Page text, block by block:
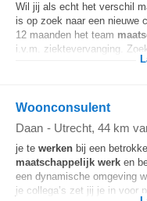
Wil jij als echt het verschil
is op zoek naar een nieuwe
12 maanden het team
i.v.m. ziektevervanging.
Woonconsulent
Daan - Utrecht, 44 km
je te werken bij een
maatschappelijk werk en
een dynamische omgeving
je collega’s zet jij je in voor